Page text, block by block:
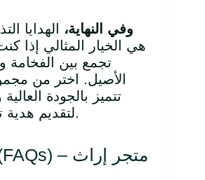
وفي النهاية،
الهدايا
هي الخيار المثالي إذا
تجمع بين الفخامة
الأصيل. اختر من
تتميز بالجودة
لتقديم هدية تذكارية لن تُنسى.
أسئلة شائعة (FAQs) – متجر إراث